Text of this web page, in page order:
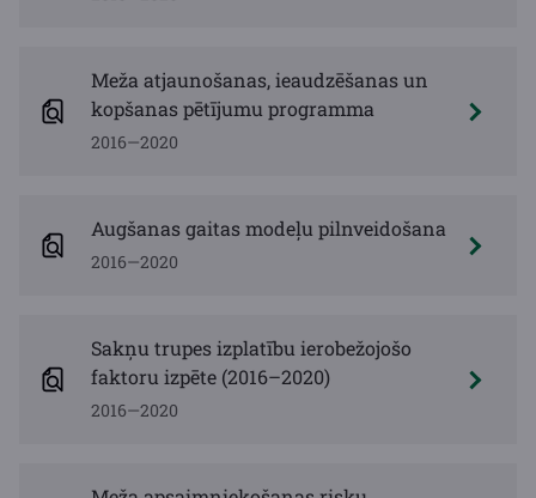
Meža atjaunošanas, ieaudzēšanas un
kopšanas pētījumu programma
2016—2020
Augšanas gaitas modeļu pilnveidošana
2016—2020
Sakņu trupes izplatību ierobežojošo
faktoru izpēte (2016–2020)
2016—2020